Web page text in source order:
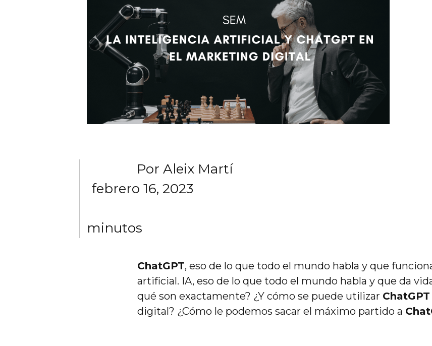
Por Aleix Martí
febrero 16, 2023
minutos
ChatGPT, eso de lo que todo el mundo habla y que
artificial. IA, eso de lo que todo el mundo habla y que da
qué son exactamente? ¿Y cómo se puede utilizar ChatGPT
digital? ¿Cómo le podemos sacar el máximo partido a